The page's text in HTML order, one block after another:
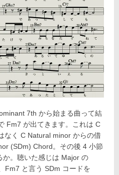
7th から始まる曲って結
Fm7 が出てきます。これは C
なく C Natural minor からの借
(SDm) Chord。その後 4 小節
。聴いた感じは Major の
Fm7 と言う SDm コードを